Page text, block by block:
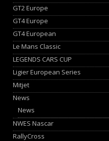
GT2 Europe
GT4 Europe
GT4 European
Le Mans Classic
LEGENDS CARS CUP
Ligier European Series
Mitjet
News
News
NWES Nascar
RallyCross